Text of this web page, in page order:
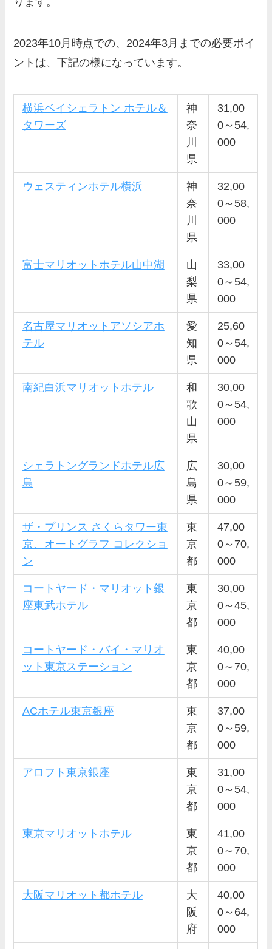
2023年10月時点での、2024年3月までの必要ポイ
ントは、下記の様になっています。
横浜ベイシェラトン ホテル＆
タワーズ
神
奈
川
県
31,00
0～54,
000
ウェスティンホテル横浜
神
奈
川
県
32,00
0～58,
000
富士マリオットホテル山中湖
山
梨
県
33,00
0～54,
000
名古屋マリオットアソシアホ
テル
愛
知
県
25,60
0～54,
000
南紀白浜マリオットホテル
和
歌
山
県
30,00
0～54,
000
シェラトングランドホテル広
島
広
島
県
30,00
0～59,
000
ザ・プリンス さくらタワー東
京、オートグラフ コレクショ
ン
東
京
都
47,00
0～70,
000
コートヤード・マリオット銀
座東武ホテル
東
京
都
30,00
0～45,
000
コートヤード・バイ・マリオ
ット東京ステーション
東
京
都
40,00
0～70,
000
ACホテル東京銀座
東
京
都
37,00
0～59,
000
アロフト東京銀座
東
京
都
31,00
0～54,
000
東京マリオットホテル
東
京
都
41,00
0～70,
000
大阪マリオット都ホテル
大
阪
府
40,00
0～64,
000